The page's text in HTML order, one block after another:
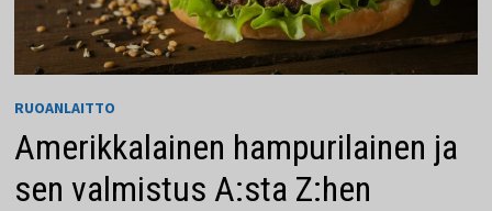
RUOANLAITTO
Amerikkalainen hampurilainen ja
sen valmistus A:sta Z:hen